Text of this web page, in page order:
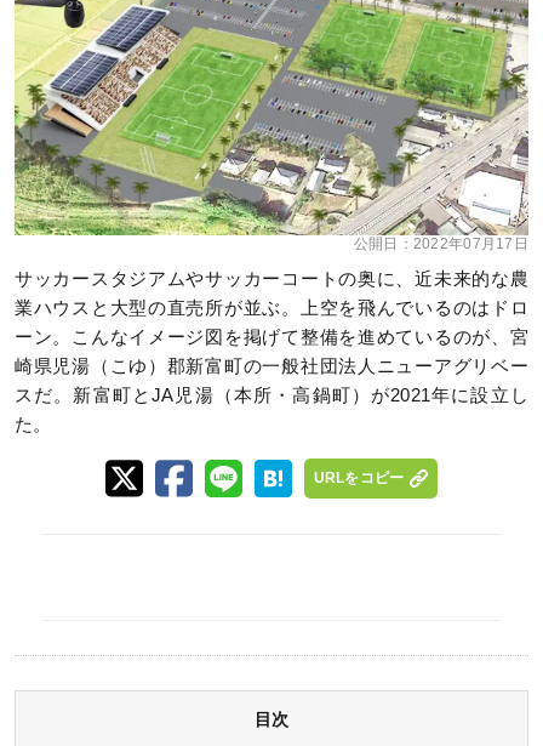
公開日： 2022年07月17日
サッカースタジアムやサッカーコートの奥に、近未来的な農
業ハウスと大型の直売所が並ぶ。上空を飛んでいるのはドロ
ーン。こんなイメージ図を掲げて整備を進めているのが、宮
崎県児湯（こゆ）郡新富町の一般社団法人ニューアグリベー
スだ。新富町とJA児湯（本所・高鍋町）が2021年に設立し
た。
URLをコピー
目次